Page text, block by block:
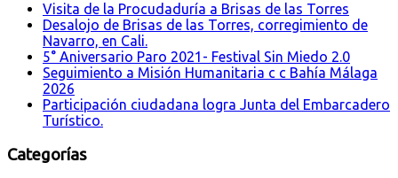
Visita de la Procudaduría a Brisas de las Torres
Desalojo de Brisas de las Torres, corregimiento de
Navarro, en Cali.
5° Aniversario Paro 2021- Festival Sin Miedo 2.0
Seguimiento a Misión Humanitaria c c Bahía Málaga
2026
Participación ciudadana logra Junta del Embarcadero
Turístico.
Categorías